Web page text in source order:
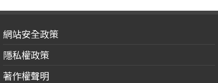
網站安全政策
隱私權政策
著作權聲明